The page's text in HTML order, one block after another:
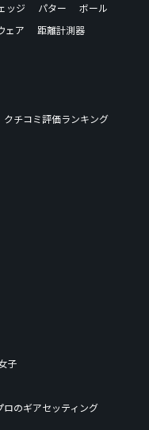
ッジ パター
ボール
ェア
距離計測器
クチコミ評価ランキング
子
ロのギアセッティング